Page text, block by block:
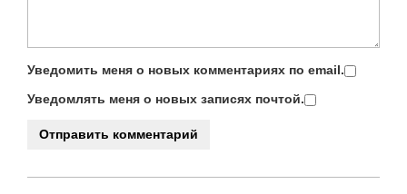
Уведомить меня о новых комментариях по email.
Уведомлять меня о новых записях почтой.